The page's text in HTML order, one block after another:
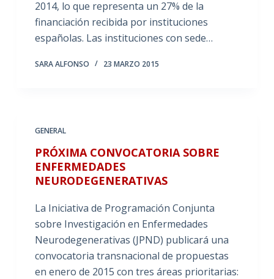
2014, lo que representa un 27% de la
financiación recibida por instituciones
españolas. Las instituciones con sede…
SARA ALFONSO 23 MARZO 2015
GENERAL
PRÓXIMA CONVOCATORIA SOBRE
ENFERMEDADES
NEURODEGENERATIVAS
La Iniciativa de Programación Conjunta
sobre Investigación en Enfermedades
Neurodegenerativas (JPND) publicará una
convocatoria transnacional de propuestas
en enero de 2015 con tres áreas prioritarias: